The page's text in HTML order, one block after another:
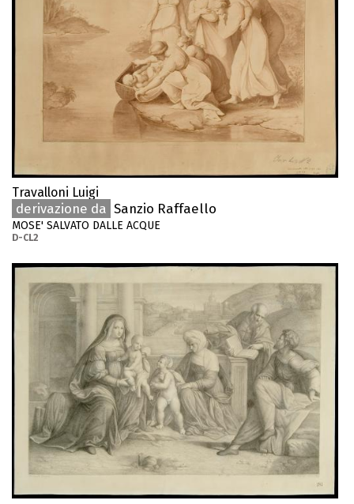
Travalloni Luigi
derivazione da Sanzio Raffaello
MOSE' SALVATO DALLE ACQUE
D-CL2